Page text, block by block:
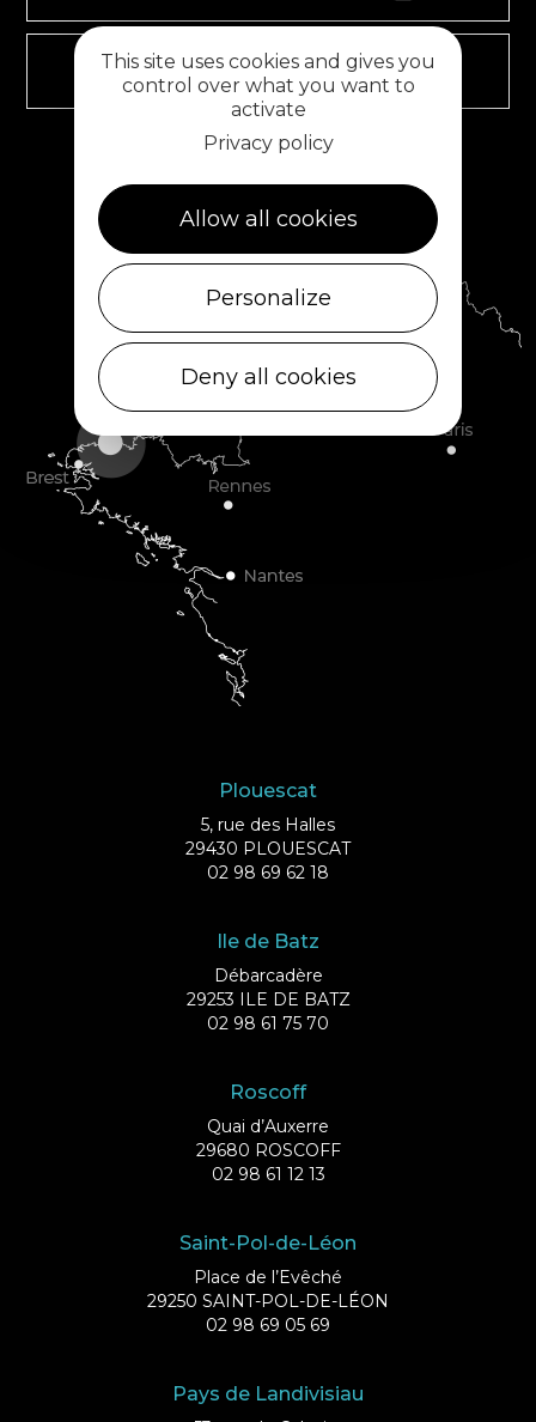
ESPACE PRESSE
RETROUVEZ-NOUS SUR
Plouescat
5, rue des Halles
29430 PLOUESCAT
02 98 69 62 18
Ile de Batz
Débarcadère
29253 ILE DE BATZ
02 98 61 75 70
Roscoff
Quai d’Auxerre
29680 ROSCOFF
02 98 61 12 13
Saint-Pol-de-Léon
Place de l’Evêché
29250 SAINT-POL-DE-LÉON
02 98 69 05 69
Pays de Landivisiau
This site uses cookies and gives you
control over what you want to
activate
Privacy policy
Allow all cookies
Personalize
Deny all cookies